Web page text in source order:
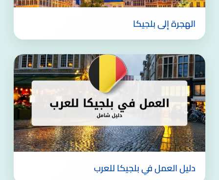
الهجرة إلى بلجيكا
دليل العمل في بلجيكا للعرب